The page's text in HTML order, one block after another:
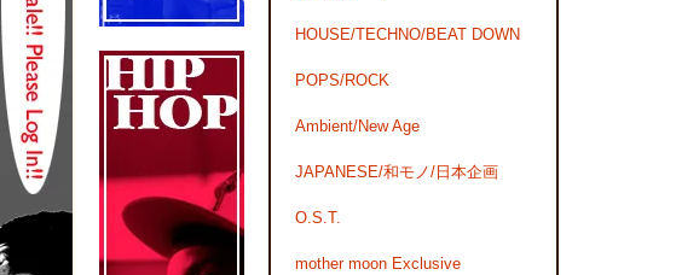
HOUSE/TECHNO/BEAT DOWN
POPS/ROCK
Ambient/New Age
JAPANESE/和モノ/日本企画
O.S.T.
mother moon Exclusive